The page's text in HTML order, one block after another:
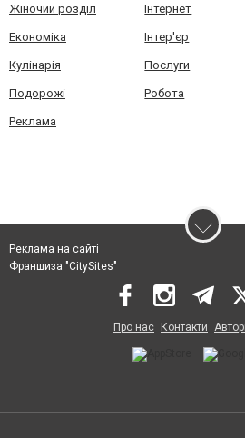
Жіночий розділ Інтернет
Економіка Інтер'єр
Кулінарія Послуги
Подорожі Робота
Реклама
Реклама на сайті
Франшиза "CitySites"
Про нас Контакти